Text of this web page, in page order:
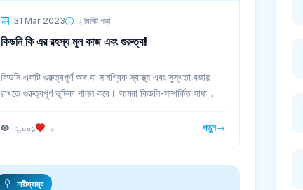
31 Mar 2023 ২ মিনিট পড়া
কিডনি কি এর রহস্য মূল কাজ এবং গুরুত্ব!
কিডনি একটি গুরুত্বপূর্ণ অঙ্গ যা সামগ্রিক স্বাস্থ্য এবং সুস্থতা বজায়
রাখতে গুরুত্বপূর্ণ ভূমিকা পালন করে। আমরা কিডনি-সম্পর্কিত সাধা...
২,০০১ ০ পড়ুন
নারীস্বাস্থ্য